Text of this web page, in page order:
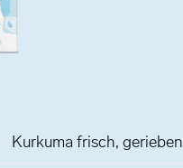
Kurkuma frisch, gerieben